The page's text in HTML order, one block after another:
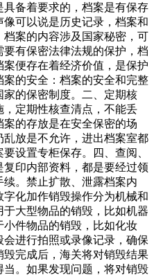
备着要求的，档案是有保存
可以说是历史记录，档案和
案的内容涉及国家秘密，可
有保密法律法规的保护，档
便存在着经济价值，是保护
的安全：档案的安全和完整
的保密制度。二、定期核
定期性核查清点，不能丢
的存放是在安全保密的场
放是不允许，进出档案室都
设置专柜保存。四、查阅、
印内部资料，都是要经过领
。禁止扩散、泄露档案内
化加作销毁操作分为机械和
大型物品的销毁，比如机器
件物品的销毁，比如化妆
进行拍照或录像记录，确保
完成后，海关将对销毁结果
。如果发现问题，将对销毁